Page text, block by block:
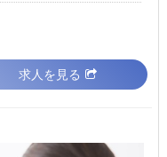
求人を見る